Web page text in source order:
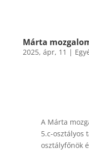
Márta
2025, ápr, 11 |
A Márta
5.c-osztályos
osztályfőnök